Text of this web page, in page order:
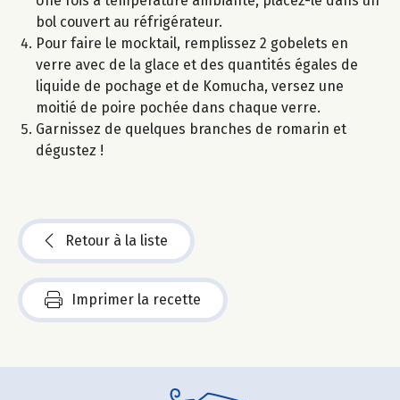
bol couvert au réfrigérateur.​
Pour faire le mocktail, remplissez 2 gobelets en
verre avec de la glace et des quantités égales de
liquide de pochage et de Komucha, versez une
moitié de poire pochée dans chaque verre.
Garnissez de quelques branches de romarin et
dégustez !​
Retour à la liste
Imprimer la recette